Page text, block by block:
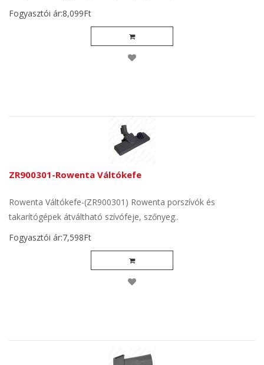
Fogyasztói ár:8,099Ft
ZR900301-Rowenta Váltókefe
Rowenta Váltókefe-(ZR900301) Rowenta porszívók és
takarítógépek átváltható szívófeje, szőnyeg..
Fogyasztói ár:7,598Ft